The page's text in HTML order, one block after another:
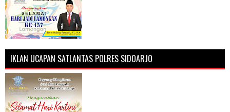
IKLAN UCAPAN SATLANTAS POLRES SIDOARJO